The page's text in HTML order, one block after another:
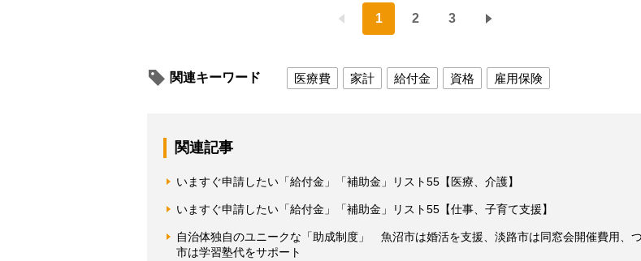
1 2 3
関連キーワード 医療費 家計 給付金 資格 雇用保険
関連記事
いますぐ申請したい「給付金」「補助金」リスト55【医療、介護】
いますぐ申請したい「給付金」「補助金」リスト55【仕事、子育て支援】
自治体独自のユニークな「助成制度」 魚沼市は婚活を支援、淡路市は同窓会開催費用、
市は学習塾代をサポート